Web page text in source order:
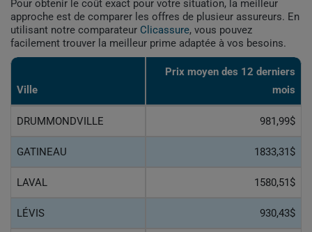
Pour obtenir le coût exact pour votre situation, la meilleur
approche est de comparer les offres de plusieur assureurs. En
utilisant notre comparateur Clicassure, vous pouvez
facilement trouver la meilleur prime adaptée à vos besoins.
Ville
Prix ​​moyen des 12 derniers
mois
DRUMMONDVILLE 981,99$
GATINEAU 1833,31$
LAVAL 1580,51$
LÉVIS 930,43$